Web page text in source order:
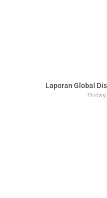
Laporan Global